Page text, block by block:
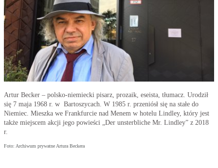
Artur Becker – polsko-niemiecki pisarz, prozaik, eseista, tłumacz. Urodził
się 7 maja 1968 r. w Bartoszycach. W 1985 r. przeniósł się na stałe do
Niemiec. Mieszka we Frankfurcie nad Menem w hotelu Lindley, który jest
także miejscem akcji jego powieści „Der unsterbliche Mr. Lindley” z 2018
r.
Foto: Archiwum prywatne Artura Beckera